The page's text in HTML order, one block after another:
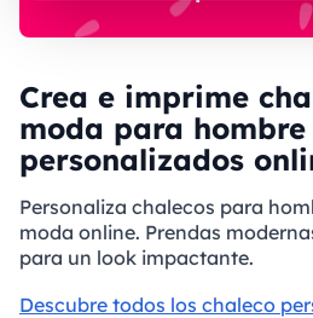
Crea e imprime
moda para hombre
personalizados
Personaliza chalecos para
moda online. Prendas
para un look impactante.
Descubre todos los chaleco